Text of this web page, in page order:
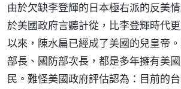
由於欠缺李登輝的日本極右派的反美
於美國政府言聽計從，比李登輝時代
以來，陳水扁已經成了美國的兒皇帝
部長、國防部次長，都是多年擁有美
民。難怪美國政府評估認為：目前的